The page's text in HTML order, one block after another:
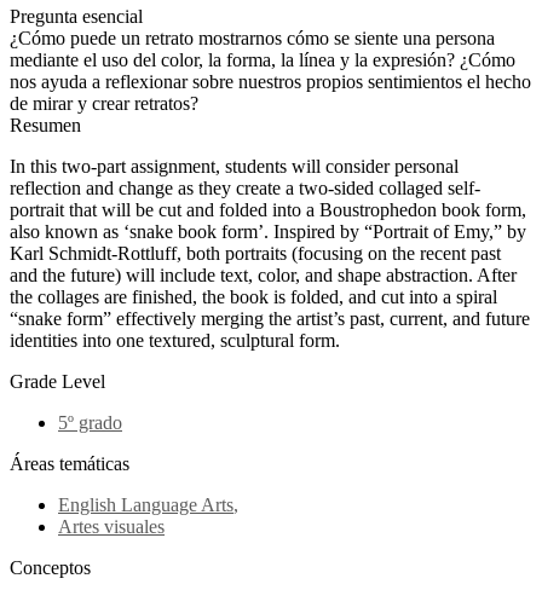
Pregunta esencial
¿Cómo puede un retrato mostrarnos cómo se siente una persona
mediante el uso del color, la forma, la línea y la expresión? ¿Cómo
nos ayuda a reflexionar sobre nuestros propios sentimientos el hecho
de mirar y crear retratos?
Resumen
In this two-part assignment, students will consider personal
reflection and change as they create a two-sided collaged self-
portrait that will be cut and folded into a Boustrophedon book form,
also known as ‘snake book form’. Inspired by “Portrait of Emy,” by
Karl Schmidt-Rottluff, both portraits (focusing on the recent past
and the future) will include text, color, and shape abstraction. After
the collages are finished, the book is folded, and cut into a spiral
“snake form” effectively merging the artist’s past, current, and future
identities into one textured, sculptural form.
Grade Level
5º grado
Áreas temáticas
English Language Arts,
Artes visuales
Conceptos